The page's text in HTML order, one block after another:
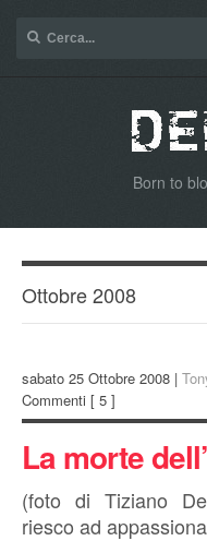
Born to
Ottobre 2008
sabato 25 Ottobre 2008 |
Commenti [ 5 ]
La morte
(foto di Tiziano
riesco ad